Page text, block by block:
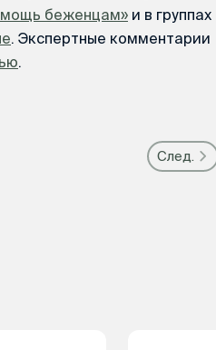
беженцам» и в группах
. Экспертные комментарии
.
След.